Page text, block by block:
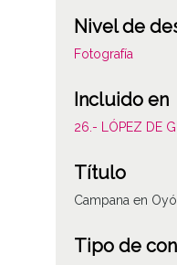
Nivel de
Fotografía
Incluido en
26.- LÓPEZ DE
Título
Campana en
Tipo de